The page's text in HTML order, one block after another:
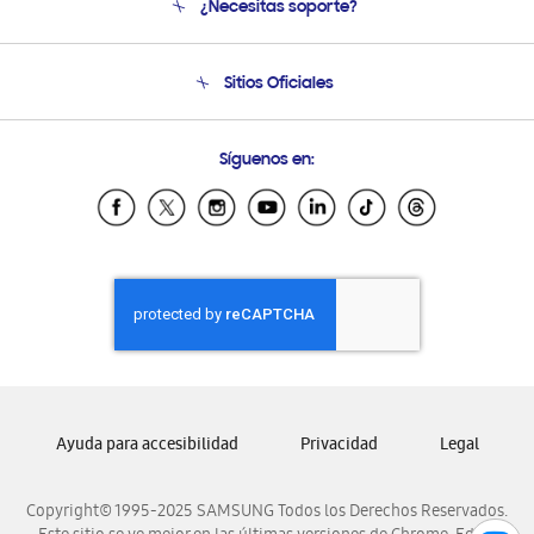
Soporte
¿Necesitas soporte?
Soporte vía eMail
Sitios Oficiales
Samsung Ecuador
Samsung El Salvador
Samsung Honduras
Samsung Nicaragua
Samsung Panamá
Samsung Venezuela
Síguenos en:
Copyright© 1995-2025 SAMSUNG Todos los Derechos Reservados.
Ayuda para accesibilidad Privacidad Legal